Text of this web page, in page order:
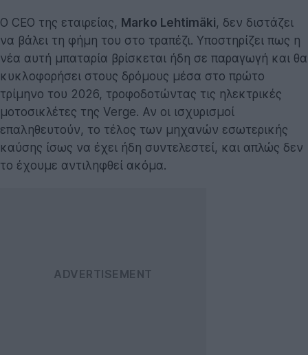
Ο CEO της εταιρείας, Marko Lehtimäki, δεν διστάζει
να βάλει τη φήμη του στο τραπέζι. Υποστηρίζει πως η
νέα αυτή μπαταρία βρίσκεται ήδη σε παραγωγή και θα
κυκλοφορήσει στους δρόμους μέσα στο πρώτο
τρίμηνο του 2026, τροφοδοτώντας τις ηλεκτρικές
μοτοσικλέτες της Verge. Αν οι ισχυρισμοί
επαληθευτούν, το τέλος των μηχανών εσωτερικής
καύσης ίσως να έχει ήδη συντελεστεί, και απλώς δεν
το έχουμε αντιληφθεί ακόμα.